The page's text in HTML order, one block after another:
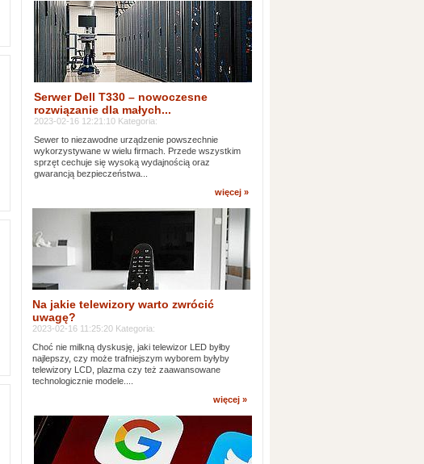
Serwer Dell T330 – nowoczesne
rozwiązanie dla małych...
2023-02-16 12:21:10 Kategoria:
Sewer to niezawodne urządzenie powszechnie
wykorzystywane w wielu firmach. Przede wszystkim
sprzęt cechuje się wysoką wydajnością oraz
gwarancją bezpieczeństwa...
więcej »
Na jakie telewizory warto zwrócić
uwagę?
2023-02-16 11:25:20 Kategoria:
Choć nie milkną dyskusję, jaki telewizor LED byłby
najlepszy, czy może trafniejszym wyborem byłyby
telewizory LCD, plazma czy też zaawansowane
technologicznie modele....
więcej »